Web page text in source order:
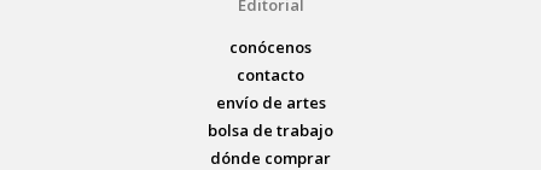
conócenos
contacto
envío de artes
bolsa de trabajo
dónde comprar